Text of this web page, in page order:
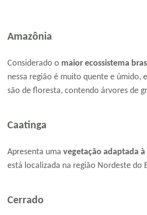
Amazônia
Considerado o maior ecossistema
nessa região é muito quente e úmido,
são de floresta, contendo árvores de
Caatinga
Apresenta uma vegetação adaptada à
está localizada na região Nordeste do
Cerrado